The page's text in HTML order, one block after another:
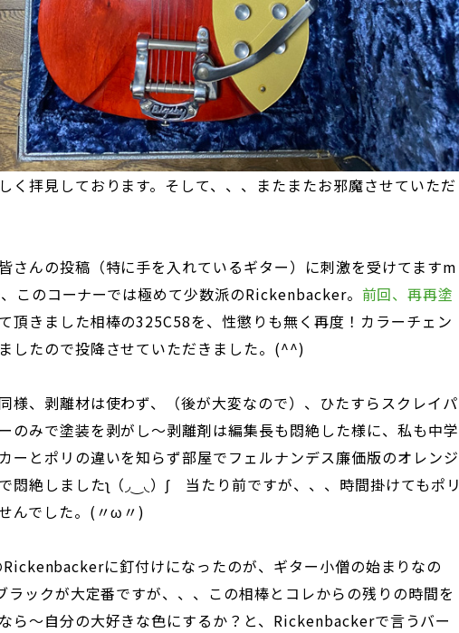
く拝見しております。そして、、、またまたお邪魔させていただ
さんの投稿（特に手を入れているギター）に刺激を受けてますm
このコーナーでは極めて少数派のRickenbacker。 前回、再再塗
頂きました相棒の325C58を、性懲りも無く再度！カラーチェン
したので投降させていただきました。(^^)
様、剥離材は使わず、（後が大変なので）、ひたすらスクレイパ
のみで塗装を剥がし～剥離剤は編集長も悶絶した様に、私も中学
ーとポリの違いを知らず部屋でフェルナンデス廉価版のオレンジ
悶絶しましたʅ（◞‿◟）ʃ 当たり前ですが、、、時間掛けてもポリ
んでした。(〃ω〃)
に釘付けになったのが、ギター小僧の始まりなの
ラックが大定番ですが、、、この相棒とコレからの残りの時間を
ら～自分の大好きな色にするか？と、Rickenbackerで言うバー